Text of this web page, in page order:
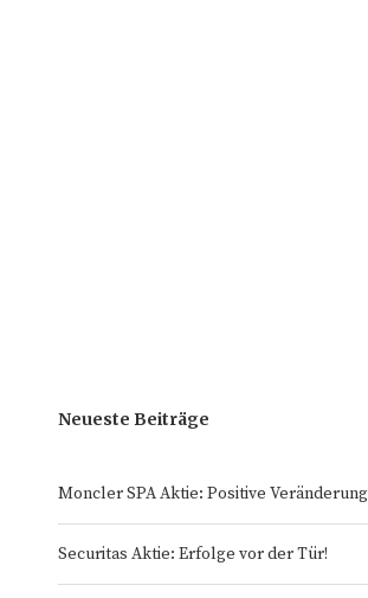
Neueste Beiträge
Moncler SPA Aktie: Positive
Securitas Aktie: Erfolge vor der Tür!